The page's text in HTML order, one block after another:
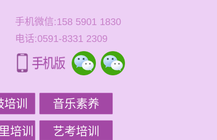
手机微信:158 5901 1830
电话:0591-8331 2309
训 音乐素养
培训 艺考培训